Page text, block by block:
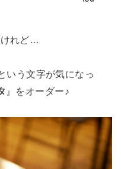
けれど…
いう文字が気になっ
』をオーダー♪